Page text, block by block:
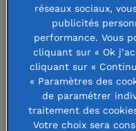
France
ans en tant que
mission pleine
carrière de
réseaux sociaux,
publicités
performance. Vous
cliquant sur « Ok
cliquant sur «
« Paramètres des
de paramétrer
traitement des
Votre choix sera